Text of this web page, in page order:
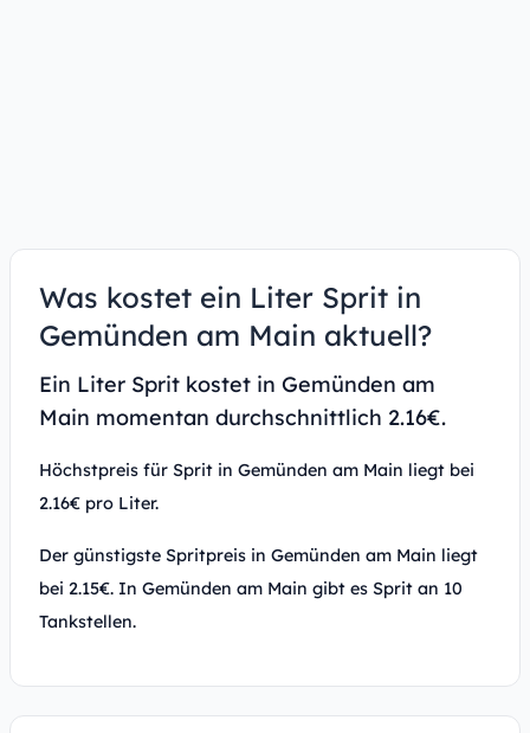
Was kostet ein Liter Sprit in
Gemünden am Main aktuell?
Ein Liter Sprit kostet in Gemünden am
Main momentan durchschnittlich 2.16€.
Höchstpreis für Sprit in Gemünden am Main liegt bei
2.16€ pro Liter.
Der günstigste Spritpreis in Gemünden am Main liegt
bei 2.15€. In Gemünden am Main gibt es Sprit an 10
Tankstellen.